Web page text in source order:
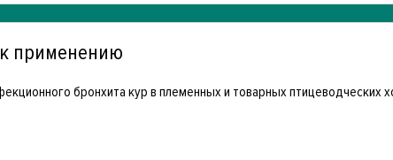
применению
бронхита кур в племенных и товарных птицеводческих